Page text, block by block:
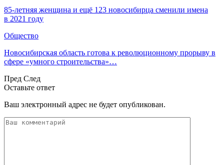
85-летняя женщина и ещё 123 новосибирца сменили имена
в 2021 году
Общество
Новосибирская область готова к революционному прорыву в
сфере «умного строительства»…
Пред След
Оставьте ответ
Ваш электронный адрес не будет опубликован.